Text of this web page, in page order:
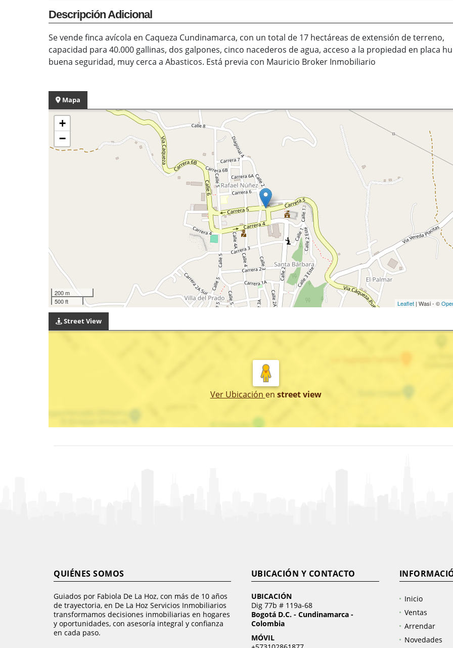
Descripción Adicional
Se vende finca avícola en Caqueza Cundinamarca, con un total de 17 hectáreas de extensión de terreno,
capacidad para 40.000 gallinas, dos galpones, cinco nacederos de agua, acceso a la propiedad en placa
buena seguridad, muy cerca a Abasticos. Está previa con Mauricio Broker Inmobiliario
Mapa
+
−
200 m
500 ft
Leaflet | Wasi - ©
Street View
Ver Ubicación en street view
QUIÉNES SOMOS
Guiados por Fabiola De La Hoz, con más de 10 años
de trayectoria, en De La Hoz Servicios Inmobiliarios
transformamos decisiones inmobiliarias en hogares
y oportunidades, con asesoría integral y confianza
en cada paso.
UBICACIÓN Y CONTACTO
UBICACIÓN
Dig 77b # 119a-68
Bogotá D.C. - Cundinamarca -
Colombia
MÓVIL
Inicio
Ventas
Arrendar
Novedades